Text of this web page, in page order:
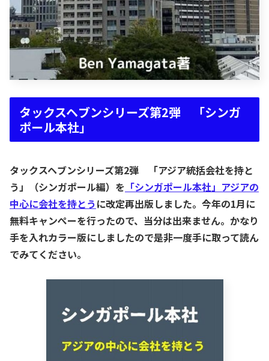
タックスヘブンシリーズ第2弾 「シンガ
ポール本社」
タックスヘブンシリーズ第2弾 「アジア統括会社を持と
う」（シンガポール編）を 「シンガポール本社」 アジアの
中心に会社を持とう に改定再出版しました。今年の1月に
無料キャンぺーを行ったので、当分は出来ません。かなり
手を入れカラー版にしましたので是非一度手に取って読ん
でみてください。